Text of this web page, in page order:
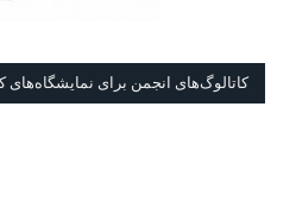
كاتالوگ‌های انجمن برای نمايشگاه‌های كتاب 2016